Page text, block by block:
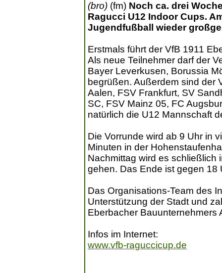
(bro) (fm) Noch ca. drei
Ragucci U12 Indoor Cups.
Jugendfußball wieder
Erstmals führt der VfB 1911
Als neue Teilnehmer darf der
Bayer Leverkusen, Borussia
begrüßen. Außerdem sind der
Aalen, FSV Frankfurt, SV
SC, FSV Mainz 05, FC
natürlich die U12 Mannschaft
Die Vorrunde wird ab 9 Uhr in
Minuten in der
Nachmittag wird es schließlich
gehen. Das Ende ist gegen 18
Das Organisations-Team des
Unterstützung der Stadt und
Eberbacher Bauunternehmers
Infos im Internet:
www.vfb-raguccicup.de